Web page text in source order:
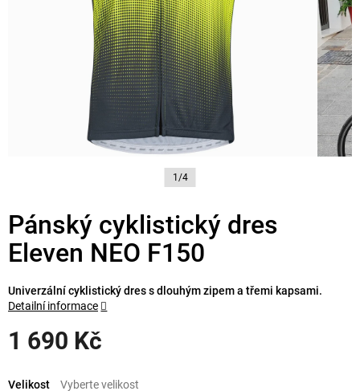
1/4
Pánský cyklistický dres
Eleven NEO F150
1 690 Kč
cena:
Velikost
Univerzální cyklistický dres s dlouhým zipem a třemi kapsami.
Detailní informace